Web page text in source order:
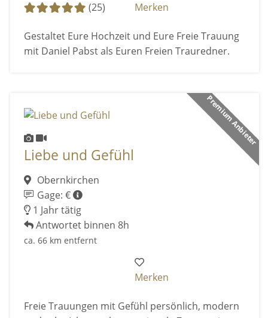
(25)
Merken
Gestaltet Eure Hochzeit und Eure Freie Trauung
mit Daniel Pabst als Euren Freien Trauredner.
Premium Anbieter
Liebe und Gefühl
Obernkirchen
Gage: €
1 Jahr tätig
Antwortet binnen 8h
ca. 66 km entfernt
Merken
Freie Trauungen mit Gefühl persönlich, modern